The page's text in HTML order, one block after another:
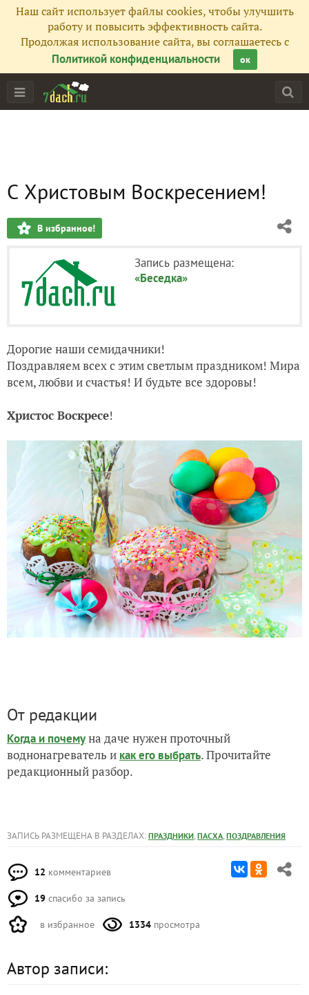
Наш сайт использует файлы cookies, чтобы улучшить
работу и повысить эффективность сайта.
Продолжая использование сайта, вы соглашаетесь с
Политикой конфиденциальности
ок
С Христовым Воскресением!
В избранное!
Запись размещена:
«Беседка»
Дорогие наши семидачники!
Поздравляем всех с этим светлым праздником! Мира
всем, любви и счастья! И будьте все здоровы!
Христос Воскресе!
От редакции
Когда и почемуна даче нужен проточный
воднонагреватель и как его выбрать. Прочитайте
редакционный разбор.
ЗАПИСЬ РАЗМЕЩЕНА В РАЗДЕЛАХ: ПРАЗДНИКИ, ПАСХА, ПОЗДРАВЛЕНИЯ
12 комментариев
19 спасибо за запись
в избранное 1334 просмотра
Автор записи: